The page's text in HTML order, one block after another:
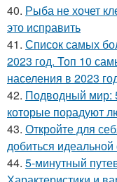
40. Рыба не хочет
это исправить
41. Список самых
2023 год. Топ 10
населения в 2023
42. Подводный мир:
которые порадуют
43. Откройте для
добиться
44. 5-минутный